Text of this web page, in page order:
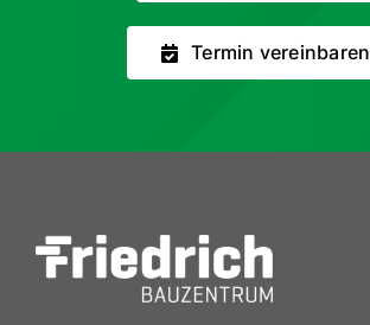
Termin verein­baren